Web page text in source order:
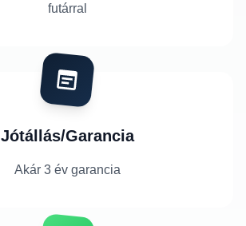
futárral
Jótállás/Garancia
Akár 3 év garancia